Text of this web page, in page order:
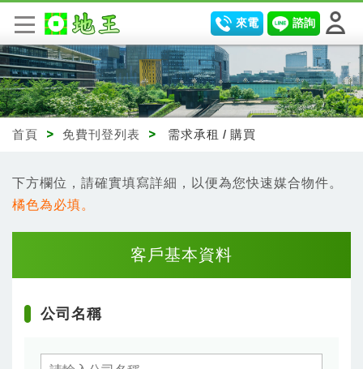
諮詢
來電
首頁 > 免費刊登列表 > 需求承租 / 購買
下方欄位，請確實填寫詳細，以便為您快速媒合物件。
橘色為必填。
客戶基本資料
公司名稱